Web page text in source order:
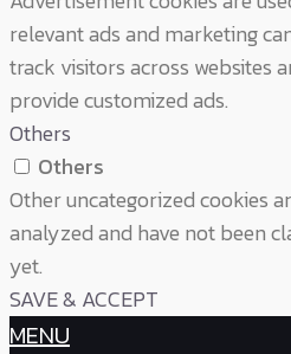
relevant ads and marketing
track visitors across websites
provide customized ads.
Others
Others
Other uncategorized cookies
analyzed and have not been
yet.
SAVE & ACCEPT
MENU